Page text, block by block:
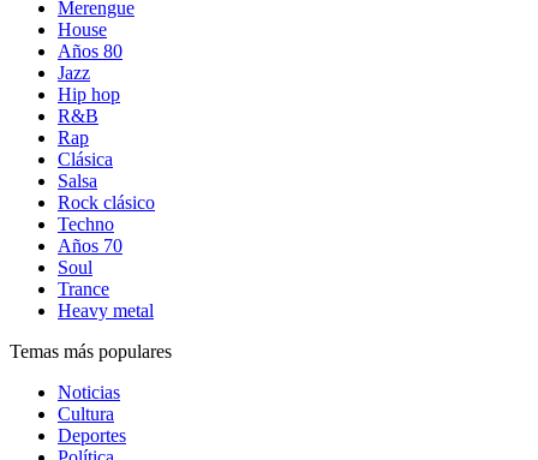
Merengue
House
Años 80
Jazz
Hip hop
R&B
Rap
Clásica
Salsa
Rock clásico
Techno
Años 70
Soul
Trance
Heavy metal
Temas más populares
Noticias
Cultura
Deportes